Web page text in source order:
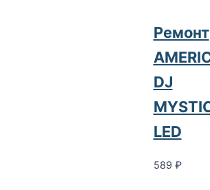
Ремонт
DJ
LED
589 ₽